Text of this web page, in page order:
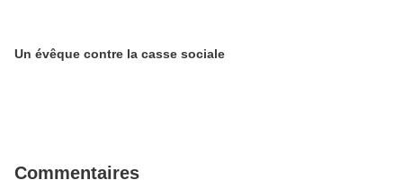
Un évêque contre la casse sociale
Commentaires